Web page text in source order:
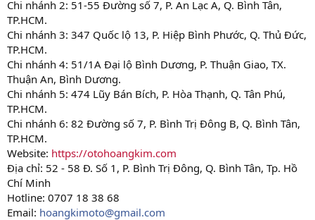
Chi nhánh 2: 51-55 Đường số 7, P. An Lạc A, Q. Bình Tân,
TP.HCM.
Chi nhánh 3: 347 Quốc lộ 13, P. Hiệp Bình Phước, Q. Thủ Đức,
TP.HCM.
Chi nhánh 4: 51/1A Đại lộ Bình Dương, P. Thuận Giao, TX.
Thuận An, Bình Dương.
Chi nhánh 5: 474 Lũy Bán Bích, P. Hòa Thạnh, Q. Tân Phú,
TP.HCM.
Chi nhánh 6: 82 Đường số 7, P. Bình Trị Đông B, Q. Bình Tân,
TP.HCM.
Website: https://otohoangkim.com
Địa chỉ: 52 - 58 Đ. Số 1, P. Bình Trị Đông, Q. Bình Tân, Tp. Hồ
Chí Minh
Hotline: 0707 18 38 68
Email: hoangkimoto@gmail.com